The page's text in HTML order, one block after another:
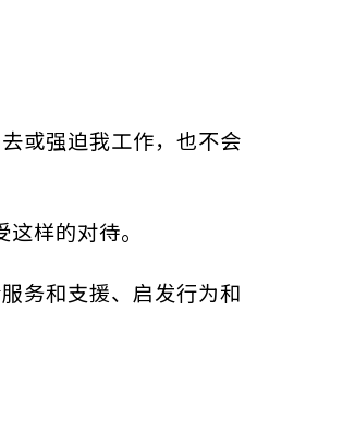
或强迫我工作，也不会
样的对待。
务和支援、启发行为和